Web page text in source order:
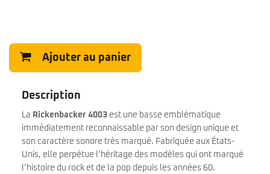
Ajouter au panier
Description
La Rickenbacker 4003 est une basse emblématique
immédiatement reconnaissable par son design unique et
son caractère sonore très marqué. Fabriquée aux États-
Unis, elle perpétue l’héritage des modèles qui ont marqué
l’histoire du rock et de la pop depuis les années 60.